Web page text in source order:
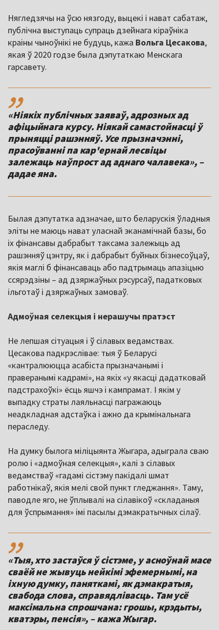
Нягледзячы на ўсю нязгоду, выцекі і нават сабатаж,
публічна выступаць супраць дзейнага кіраўніка
краіны чыноўнікі не будуць, кажа Вольга Цесакова,
якая ў 2020 годзе была дэпутаткаю Менскага
гарсавету.
,,
«Ніякіх публічных заяваў, адрозных ад
афіцыйнага курсу. Ніякай самастойнасці ў
прыняцці рашэнняў. Усе прызначэнні,
прасоўванні па кар'ернай лесвіцы
залежаць наўпрост ад аднаго чалавека», –
Былая дэпутатка адзначае, што беларускія ўладныя
эліты не маюць нават уласнай эканамічнай базы, бо
іх фінансавы дабрабыт таксама залежыць ад
рашэнняў цэнтру, як і дабрабыт буйных бізнесоўцаў,
якія маглі б фінансаваць або падтрымаць апазіцыю
ссярэдзіны – ад дзяржаўных рэсурсаў, падатковых
ільготаў і дзяржаўных замоваў.
Адмоўная селекцыя і нерашучы пратэст
Не лепшая сітуацыя і ў сілавых ведамствах.
Цесакова падкрэслівае: тыя ў Беларусі
«кантралююцца асабіста прызначанымі і
праверанымі кадрамі», на якіх «у якасці дадатковай
падстрахоўкі» ёсць яшчэ і кампрамат. І якім у
выпадку страты лаяльнасці пагражаюць
неадкладная адстаўка і ажно да крымінальнага
пераследу.
На думку былога міліцыянта Жыгара, адыграла сваю
ролю і «адмоўная селекцыя», калі з сілавых
ведамстваў «гадамі сістэму пакідалі шмат
работнікаў, якія мелі свой пункт гледжання». Таму,
паводле яго, не ўплывалі на сілавікоў «складаныя
для ўспрымання» імі пасылы дэмакратычных сілаў.
,,
«Тыя, хто застаўся ў сістэме, у асноўнай масе
сваёй не жывуць нейкімі эфемернымі, на
іхную думку, паняткамі, як дэмакратыя,
свабода слова, справядлівасць. Там усё
максімальна спрошчана: грошы, крэдыты,
кватэры, пенсія», – кажа Жыгар.